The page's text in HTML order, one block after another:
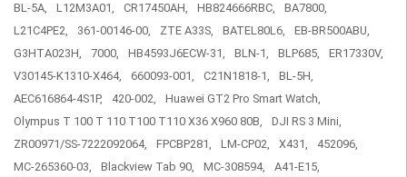
BL-5A, L12M3A01, CR17450AH, HB824666RBC,
BA7800,
L21C4PE2,
361-00146-00, ZTE A33S, BATEL80L6,
EB-BR500ABU,
G3HTA023H,
7000, HB4593J6ECW-31, BLN-1, BLP685,
ER17330V,
V30145-K1310-X464,
660093-001, C21N1818-1,
BL-5H,
AEC616864-4S1P,
420-002,
Huawei GT2 Pro Smart Watch,
Olympus T 100 T 110 T100 T110 X36 X960 80B,
DJI RS 3 Mini,
ZR00971/SS-7222092064,
FPCBP281, LM-CP02, X431,
452096,
MC-265360-03,
Blackview Tab 90, MC-308594, A41-E15,